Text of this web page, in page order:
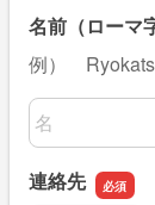
名前（ローマ
例）
名前の姓
連絡先